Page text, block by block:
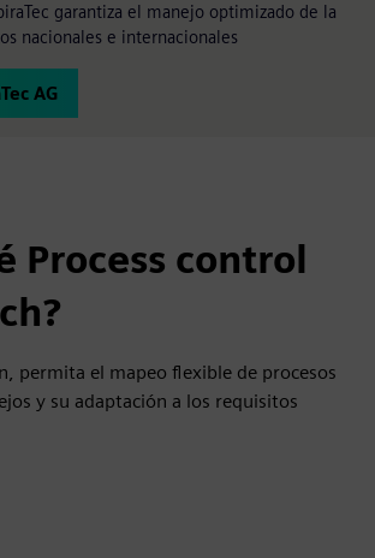
garantiza el manejo optimizado de la
nacionales e internacionales
AG
Process control
permita el mapeo flexible de procesos
y su adaptación a los requisitos